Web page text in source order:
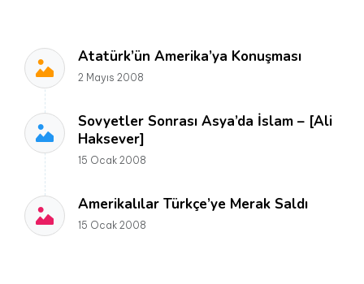
Atatürk’ün Amerika’ya Konuşması
2 Mayıs 2008
Sovyetler Sonrası Asya’da İslam – [Ali
Haksever]
15 Ocak 2008
Amerikalılar Türkçe’ye Merak Saldı
15 Ocak 2008